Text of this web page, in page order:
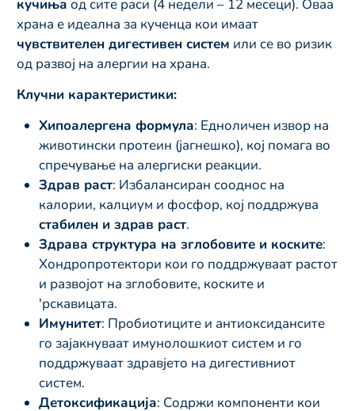
кучиња од сите раси (4 недели – 12 месеци). Оваа
храна е идеална за кученца кои имаат
чувствителен дигестивен систем или се во ризик
од развој на алергии на храна.
Клучни карактеристики:
Хипоалергена формула: Едноличен извор на
животински протеин (јагнешко), кој помага во
спречување на алергиски реакции.
Здрав раст: Избалансиран сооднос на
калории, калциум и фосфор, кој поддржува
стабилен и здрав раст.
Здрава структура на зглобовите и коските:
Хондропротектори кои го поддржуваат растот
и развојот на зглобовите, коските и
'рскавицата.
Имунитет: Пробиотиците и антиоксидансите
го зајакнуваат имунолошкиот систем и го
поддржуваат здравјето на дигестивниот
систем.
Детоксификација: Содржи компоненти кои